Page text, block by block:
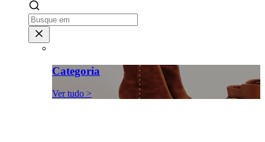
Categoria
Ver tudo >